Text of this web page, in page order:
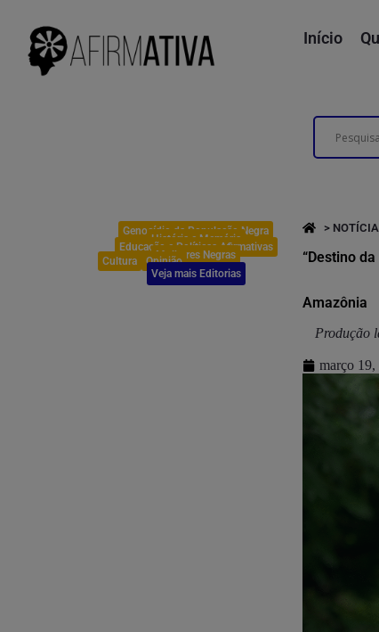
Início
Genocídio da População Negra
História e Memória
Educação e Políticas Afirmativas
Mulheres Negras
Cultura
Opinião
Veja mais Editorias
>
“Destino
Amazônia
Produção
março 19,